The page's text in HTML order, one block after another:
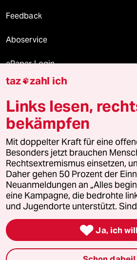
Feedback
Aboservice
ePaper Login
Downloads für Abonnierende
© 2026 taz Verlags und Vertriebs
Alle Rechte vorbehalten. Bei rechtlichen
wenden Sie sich bitte an
lizenzen@taz.de
Feedback Redaktionsstatut
Leitlinie Informant Datenschutz
Seitenwende Einwilligungen
taz zahl ich
Links lesen,
bekämpfen
Mit doppelter Kraft für eine
Besonders jetzt brauchen
Rechtsextremismus einsetzen,
Daher gehen 50 Prozent der
Neuanmeldungen an „Alles
eine Kampagne, die bedrohte
und Jugendorte unterstützt.
 Ja, ich will